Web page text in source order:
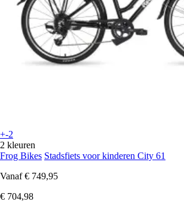
+-2
2 kleuren
Frog Bikes Stadsfiets voor kinderen City 61
Vanaf € 749,95
€ 704,98